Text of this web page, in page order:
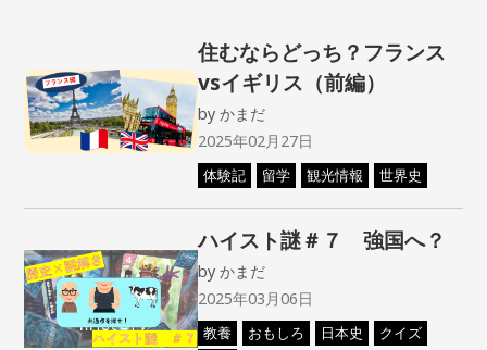
住むならどっち？フランス
vsイギリス（前編）
byかまだ
2025年02月27日
体験記 留学 観光情報 世界史
ハイスト謎＃７ 強国へ？
byかまだ
2025年03月06日
教養 おもしろ 日本史
クイズ